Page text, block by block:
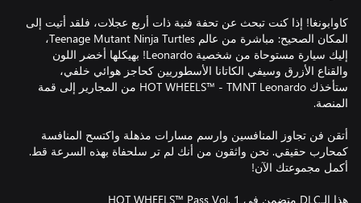
كاوابونغا! إذا كنت تبحث عن تحفة فنية ذات أربع عجلات، فلقد أتيت إلى
المكان الصحيح: مباشرة من عالم Teenage Mutant Ninja Turtles،
إليك سيارة مستوحاة من شخصية Leonardo! بهيكلها أخضر اللون
والقناع الأزرق وسيفي الكاتانا الأسطوريين كحاجز هوائي خلفي،
ستأخذك HOT WHEELS™ - TMNT Leonardo من المجارير إلى قمة
أتقن فن تجاوز المنافسين وارسم مسارات مذهلة واكتسح المنافسة
كمحارب حقيقي. نحن واثقون من أنك لم تر سلحفاة بهذه السرعة قط.
هذا الـDLC متضمن في HOT WHEELS™ Pass Vol. 1